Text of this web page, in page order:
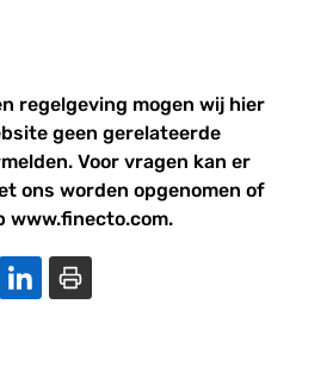
regelgeving mogen wij hier
geen gerelateerde
Voor vragen kan er
ons worden opgenomen of
www.finecto.com.